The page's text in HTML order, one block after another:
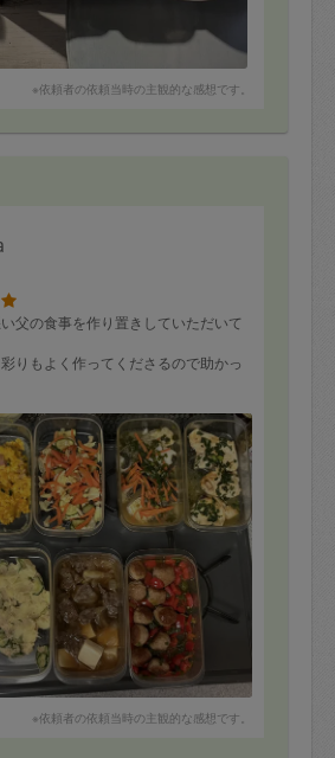
※依頼者の依頼当時の主観的な感想です。
父の食事を作り置きしていただいて
りもよく作ってくださるので助かっ
※依頼者の依頼当時の主観的な感想です。